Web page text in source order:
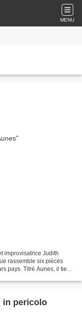
MENU
improvisatrice Judith
rassemble six pièces
pays. Titré Aunes, il tient
in pericolo